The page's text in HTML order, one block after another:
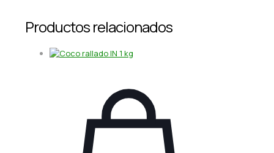
Productos relacionados